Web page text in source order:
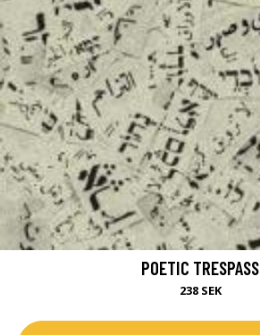
POETIC TRESPASS
238 SEK